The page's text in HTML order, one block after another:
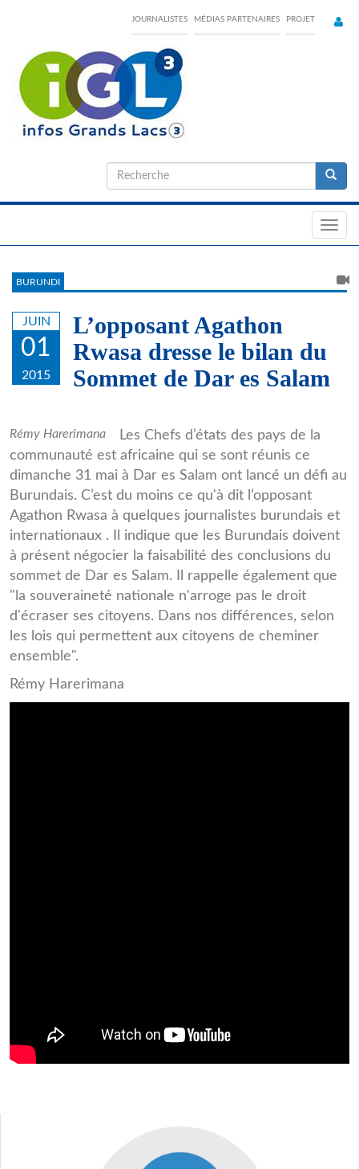
content
JOURNALISTES MÉDIAS PARTENAIRES PROJET
Formulaire
de
BURUNDI
JUIN
01
2015
L’opposant Agathon
Rwasa dresse le bilan du
Sommet de Dar es Salam
Rwasa.png
Rémy Harerimana
Les Chefs d’états des pays de la
communauté est africaine qui se sont réunis ce
dimanche 31 mai à Dar es Salam ont lancé un défi au
Burundais. C’est du moins ce qu'à dit l’opposant
Agathon Rwasa à quelques journalistes burundais et
internationaux . Il indique que les Burundais doivent
à présent négocier la faisabilité des conclusions du
sommet de Dar es Salam. Il rappelle également que
"la souveraineté nationale n'arroge pas le droit
d'écraser ses citoyens. Dans nos différences, selon
les lois qui permettent aux citoyens de cheminer
ensemble".
Rémy Harerimana